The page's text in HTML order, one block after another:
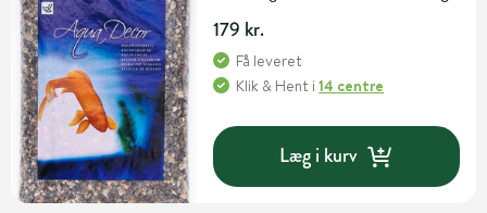
179 kr.
Få leveret
Klik & Hent i14 centre
Læg i kurv